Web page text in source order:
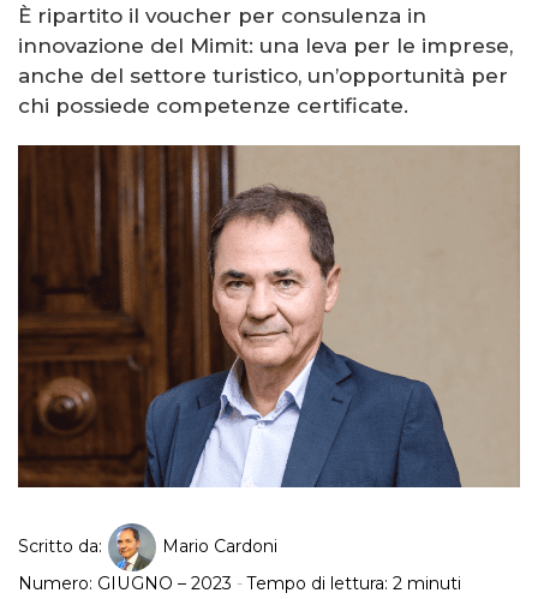
È ripartito il voucher per consulenza in
innovazione del Mimit: una leva per le imprese,
anche del settore turistico, un’opportunità per
chi possiede competenze certificate.
Scritto da:
Mario Cardoni
Numero: GIUGNO – 2023 -Tempo di lettura: 2 minuti